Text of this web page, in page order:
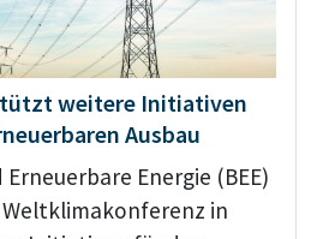
weitere Initiativen
Ausbau
Energie (BEE)
in